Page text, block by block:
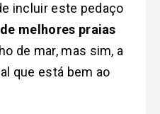
incluir este pedaço
melhores praias
de mar, mas sim, a
que está bem ao